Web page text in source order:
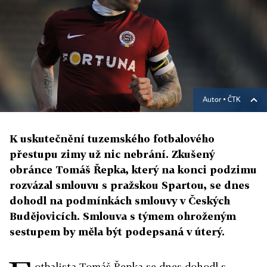
Autor ▪ ČTK
K uskutečnění tuzemského fotbalového
přestupu zimy už nic nebrání. Zkušený
obránce Tomáš Řepka, který na konci podzimu
rozvázal smlouvu s pražskou Spartou, se dnes
dohodl na podmínkách smlouvy v Českých
Budějovicích. Smlouva s týmem ohroženým
sestupem by měla být podepsaná v úterý.